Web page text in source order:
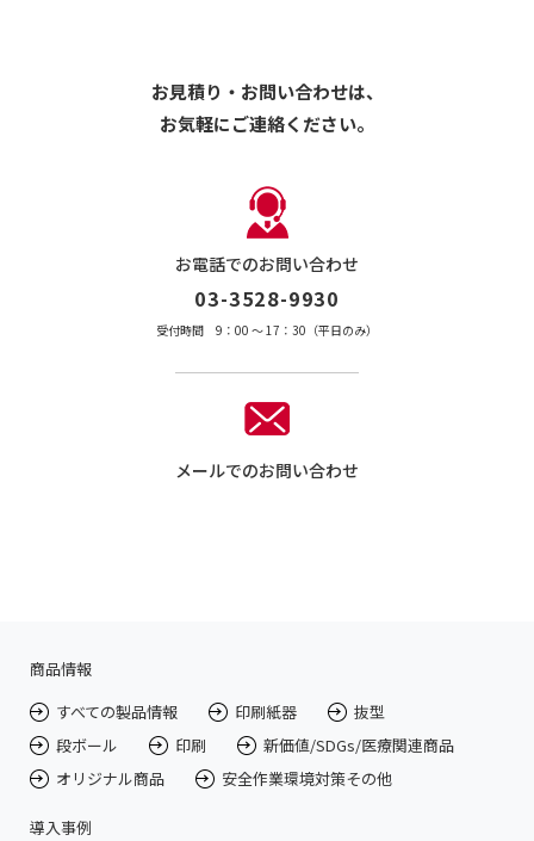
お見積り・お問い合わせは、
お気軽にご連絡ください。
お電話でのお問い合わせ
03-3528-9930
受付時間 9：00 〜 17：30（平日のみ）
メールでのお問い合わせ
商品情報
すべての製品情報
印刷紙器
抜型
段ボール
印刷
新価値/SDGs/医療関連商品
オリジナル商品
安全作業環境対策その他
導入事例